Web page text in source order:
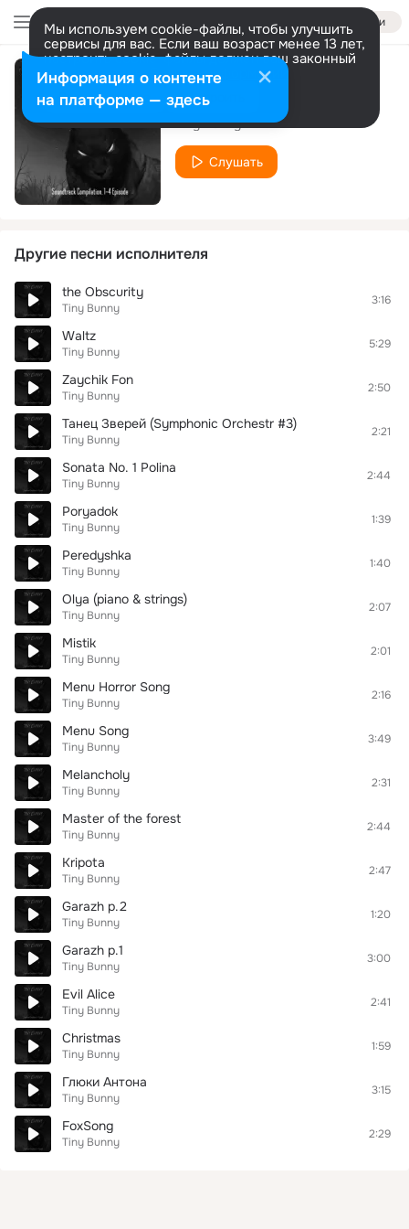
Войти
Мы используем cookie-файлы, чтобы улучшить
сервисы для вас. Если ваш возраст менее 13 лет,
настроить cookie-файлы должен ваш законный
представитель. Больше информации
Разрешить все Настроить
Animé
Tiny Bunny
Слушать
Другие песни исполнителя
the Obscurity
Tiny Bunny
3:16
Waltz
Tiny Bunny
5:29
Zaychik Fon
Tiny Bunny
2:50
Танец Зверей (Symphonic Orchestr #3)
Tiny Bunny
2:21
Sonata No. 1 Polina
Tiny Bunny
2:44
Poryadok
Tiny Bunny
1:39
Peredyshka
Tiny Bunny
1:40
Olya (piano & strings)
Tiny Bunny
2:07
Mistik
Tiny Bunny
2:01
Menu Horror Song
Tiny Bunny
2:16
Menu Song
Tiny Bunny
3:49
Melancholy
Tiny Bunny
2:31
Master of the forest
Tiny Bunny
2:44
Kripota
Tiny Bunny
2:47
Garazh p.2
Tiny Bunny
1:20
Garazh p.1
Tiny Bunny
3:00
Evil Alice
Tiny Bunny
2:41
Christmas
Tiny Bunny
1:59
Глюки Антона
Tiny Bunny
3:15
FoxSong
Tiny Bunny
2:29
Информация о контенте
на платформе — здесь